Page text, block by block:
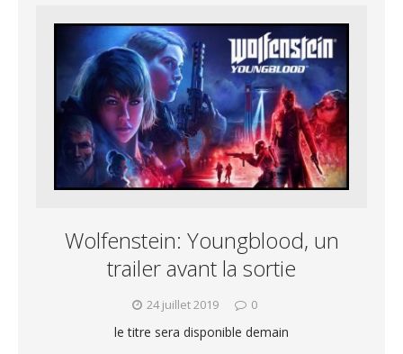
Wolfenstein: Youngblood, un
trailer avant la sortie
24 juillet 2019 0
le titre sera disponible demain